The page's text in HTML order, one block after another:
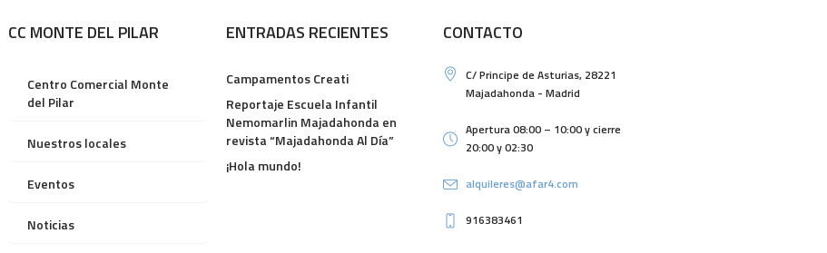
CC MONTE DEL PILAR
Centro Comercial Monte
del Pilar
Nuestros locales
Eventos
Noticias
ENTRADAS RECIENTES
Campamentos Creati
Reportaje Escuela Infantil
Nemomarlin Majadahonda en
revista “Majadahonda Al Día”
¡Hola mundo!
CONTACTO
C/ Principe de Asturias, 28221
Majadahonda - Madrid
Apertura 08:00 – 10:00 y cierre
20:00 y 02:30
alquileres@afar4.com
916383461